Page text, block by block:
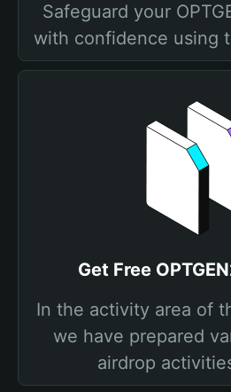
Safeguard your
with confidence using
Get Free
In the activity area of
we have prepared
airdrop